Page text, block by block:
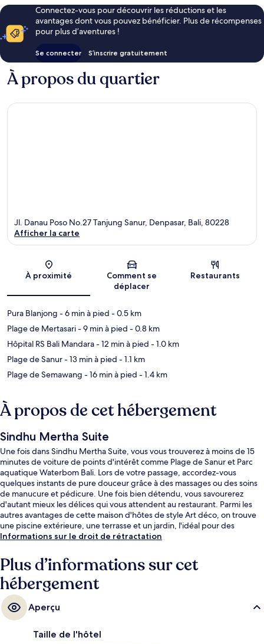
Connectez-vous pour découvrir les réductions et les
avantages dont vous pouvez bénéficier. Plus de récompenses
pour plus d’aventures !
Se connecter S’inscrire gratuitement
À propos du quartier
Carte
Jl. Danau Poso No.27 Tanjung Sanur, Denpasar, Bali, 80228
Afficher la carte
À proximité
Comment se
déplacer
Restaurants
Pura Blanjong - 6 min à pied - 0.5 km
Plage de Mertasari- 9 min à pied - 0.8 km
Hôpital RS Bali Mandara- 12 min à pied - 1.0 km
Plage de Sanur- 13 min à pied - 1.1 km
Plage de Semawang - 16 min à pied - 1.4 km
À propos de cet hébergement
Sindhu Mertha Suite
Une fois dans Sindhu Mertha Suite, vous vous trouverez à moins de 15
minutes de voiture de points d'intérêt comme Plage de Sanur et Parc
aquatique Waterbom Bali. Lors de votre passage, accordez-vous
quelques instants de pure douceur grâce à des massages ou des soins
de manucure et pédicure. Une fois bien détendu, vous savourerez
d'autant mieux les délices qui vous attendent au restaurant. Parmi les
autres avantages de cette maison d'hôtes de style Art déco, on trouve
une piscine extérieure, une terrasse et un jardin, l'idéal pour des
vacances sans soucis.
Informations sur le droit de rétractation
Plus d’informations sur cet
hébergement
Aperçu
Taille de l'hôtel